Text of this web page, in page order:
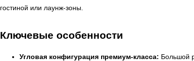
гостиной или лаунж-зоны.
Ключевые особенности
Угловая конфигурация премиум-класса: Большой